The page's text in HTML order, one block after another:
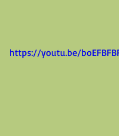
https://youtu.be/